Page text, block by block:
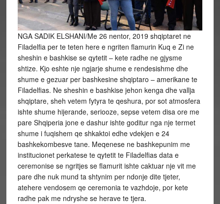
NGA SADIK ELSHANI/Me 26 nentor, 2019 shqiptaret ne
Filadelfia per te teten here e ngriten flamurin Kuq e Zi ne
sheshin e bashkise se qytetit – kete radhe ne gjysme
shtize. Kjo eshte nje ngjarje shume e rendesishme dhe
shume e gezuar per bashkesine shqiptaro – amerikane te
Filadelfias. Ne sheshin e bashkise jehon kenga dhe vallja
shqiptare, sheh vetem fytyra te qeshura, por sot atmosfera
ishte shume hijerande, seriooze, sepse vetem disa ore me
pare Shqiperia jone e dashur ishte goditur nga nje termet
shume i fuqishem qe shkaktoi edhe vdekjen e 24
bashkekombesve tane. Meqenese ne bashkepunim me
institucionet perkatese te qytetit te Filadelfias data e
ceremonise se ngritjes se flamurit ishte caktuar nje vit me
pare dhe nuk mund ta shtynim per ndonje dite tjeter,
atehere vendosem qe ceremonia te vazhdoje, por kete
radhe pak me ndryshe se herave te tjera.